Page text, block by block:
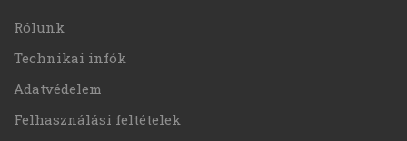
Rólunk
Technikai infók
Adatvédelem
Felhasználási feltételek